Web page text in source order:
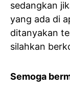
sedangkan
yang ada di
ditanyakan
silahkan
Semoga